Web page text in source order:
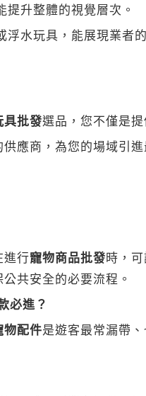
提升整體的視覺層次。
浮水玩具，能展現業者
具批發選品，您不僅是提
應商，為您的場域引
進行寵物商品批發時，
共安全的必要流程。
必進？
物配件是遊客最常漏帶